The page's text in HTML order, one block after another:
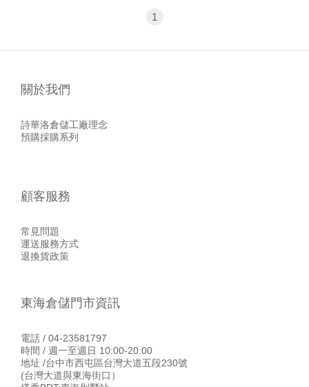
1
關於我們
詩華洛倉儲工廠理念
預購採購系列
顧客服務
常見問題
運送服務方式
退換貨政策
東海倉儲門市資訊
電話 / 04-23581797
時間 / 週一至週日 10:00-20:00
地址 /台中市西屯區台灣大道五段230號
(台灣大道與東海街口）